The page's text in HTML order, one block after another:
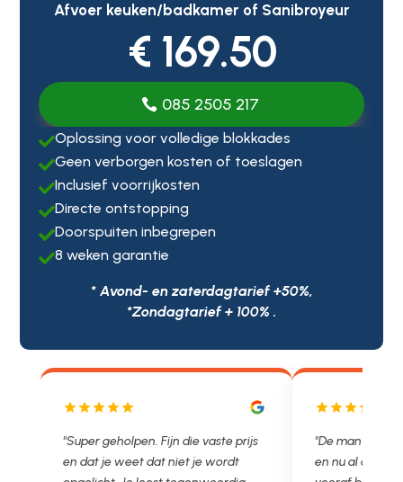
Afvoer keuken/badkamer of Sanibroyeur
€ 169.50
085 2505 217
Oplossing voor volledige blokkades
Geen verborgen kosten of toeslagen
Inclusief voorrijkosten
Directe ontstopping
Doorspuiten inbegrepen
8 weken garantie
* Avond- en zaterdagtarief +50%,
*Zondagtarief + 100% .
"De man rijden net weg. 11.00 gebeld
en nu al opgelost voor een vast en
"Wat een fijn
met een